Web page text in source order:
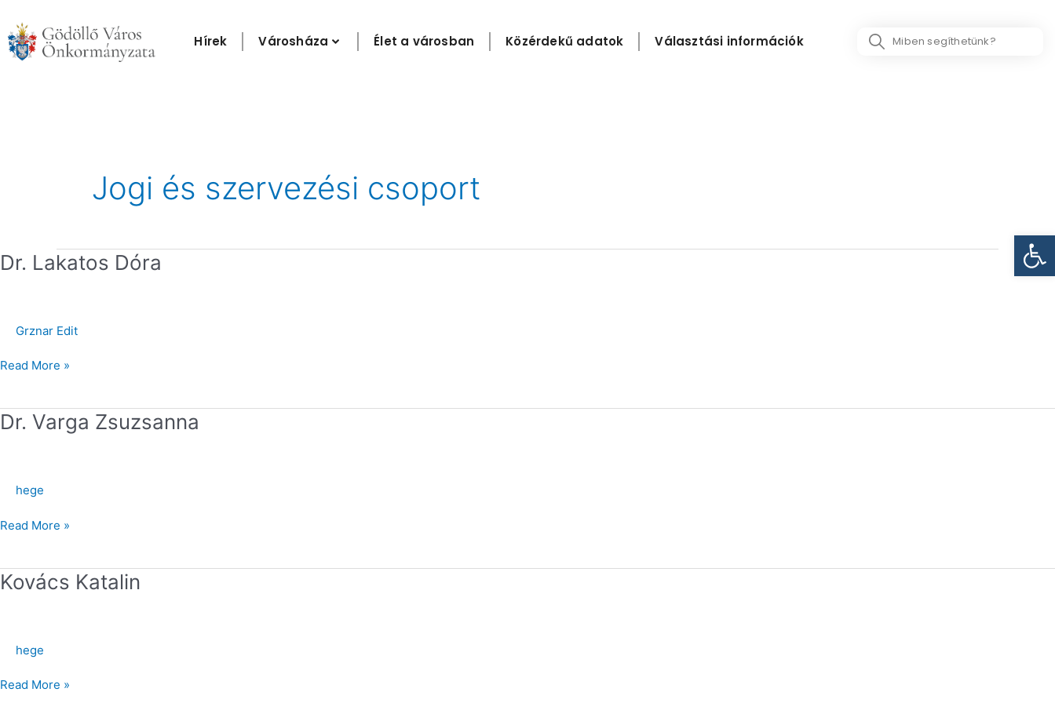
content
Hírek Városháza Élet a városban Közérdekű adatok Választási információk
Search
Jogi és szervezési csoport
Dr. Lakatos Dóra
Grznar Edit
Dr.
Read More »
Dr. Varga Zsuzsanna
hege
Dr.
Read More »
Kovács Katalin
hege
Kovács
Read More »